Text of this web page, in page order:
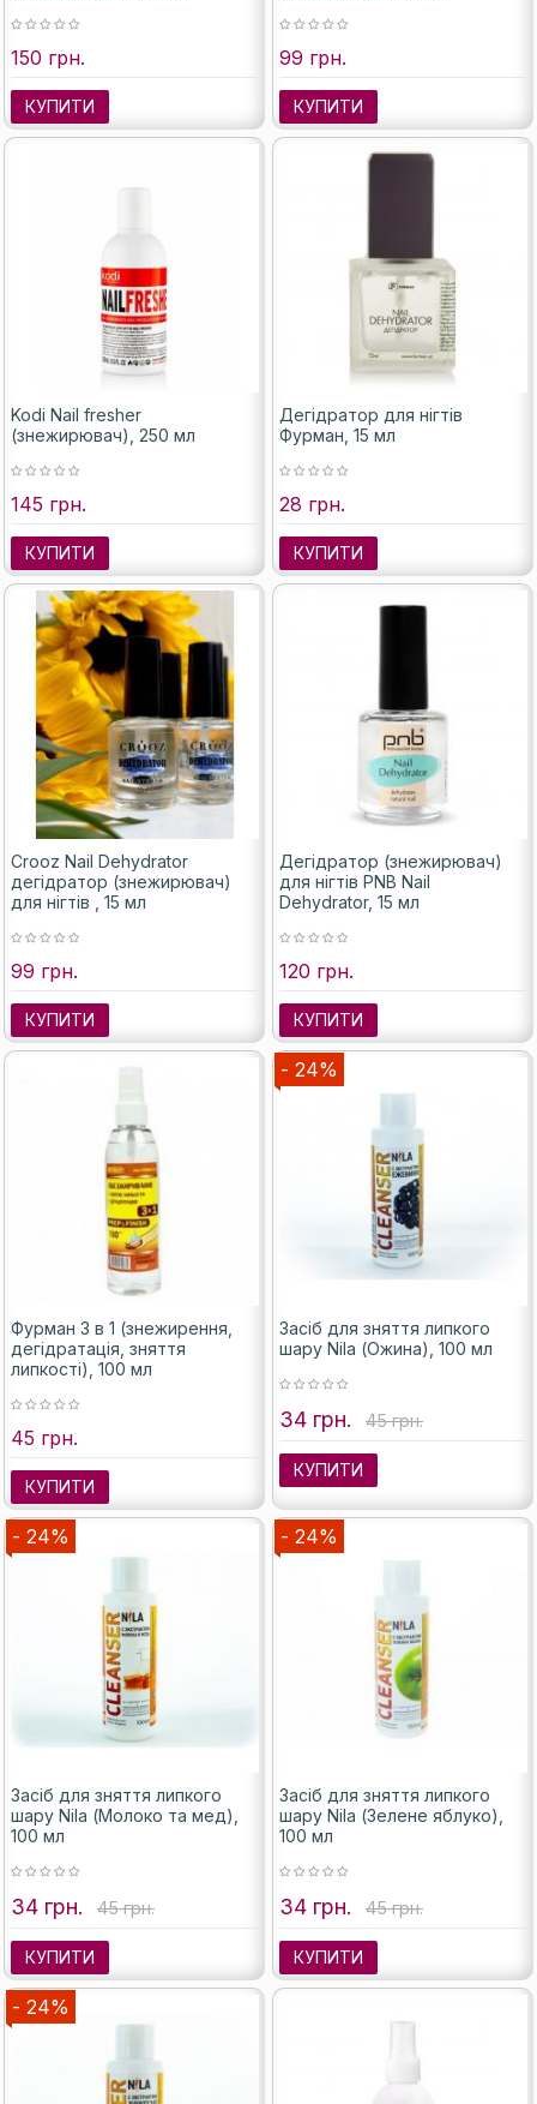
150 грн.
КУПИТИ
99 грн.
КУПИТИ
Kodi Nail fresher
(знежирювач), 250 мл
145 грн.
КУПИТИ
Дегідратор для нігтів
Фурман, 15 мл
28 грн.
КУПИТИ
Crooz Nail Dehydrator
дегідратор (знежирювач)
для нігтів , 15 мл
99 грн.
КУПИТИ
Дегідратор (знежирювач)
для нігтів PNB Nail
Dehydrator, 15 мл
120 грн.
КУПИТИ
Фурман 3 в 1 (знежирення,
дегідратація, зняття
липкості), 100 мл
45 грн.
КУПИТИ
- 24%
Засіб для зняття липкого
шару Nila (Ожина), 100 мл
34 грн. 45 грн.
КУПИТИ
- 24%
Засіб для зняття липкого
шару Nila (Молоко та мед),
100 мл
34 грн. 45 грн.
КУПИТИ
- 24%
Засіб для зняття липкого
шару Nila (Зелене яблуко),
100 мл
34 грн. 45 грн.
КУПИТИ
- 24%